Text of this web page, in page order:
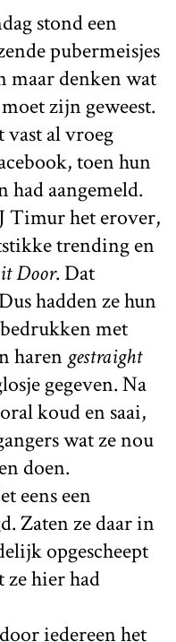
stond een
pubermeisjes
maar denken wat
zijn geweest.
vast al vroeg
toen hun
had aangemeld.
Timur het erover,
trending en
Door. Dat
hadden ze hun
met
haren gestraight
gegeven. Na
koud en saai,
wat ze nou
doen.
eens een
Zaten ze daar in
opgescheept
ze hier had
iedereen het